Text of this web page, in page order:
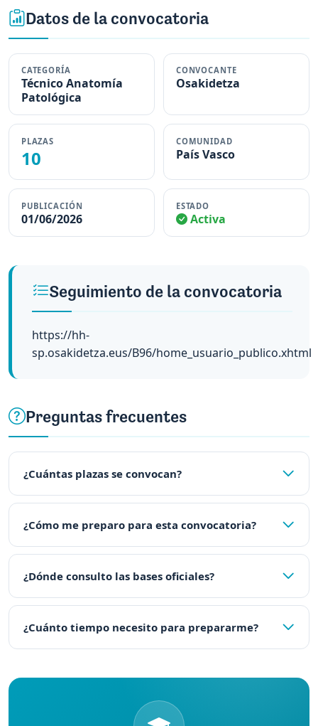
Datos de la convocatoria
CATEGORÍA
Técnico Anatomía
Patológica
CONVOCANTE
Osakidetza
PLAZAS
10
COMUNIDAD
País Vasco
PUBLICACIÓN
01/06/2026
ESTADO
Activa
Seguimiento de la convocatoria
https://hh-
sp.osakidetza.eus/B96/home_usuario_publico.xhtml
Preguntas frecuentes
¿Cuántas plazas se convocan?
¿Cómo me preparo para esta convocatoria?
¿Dónde consulto las bases oficiales?
¿Cuánto tiempo necesito para prepararme?